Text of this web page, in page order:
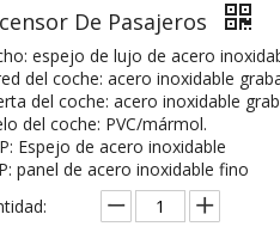
De Pasajeros
espejo de lujo de acero
del coche: acero inoxidable
del coche: acero inoxidable
del coche: PVC/mármol.
Espejo de acero inoxidable
panel de acero inoxidable fino